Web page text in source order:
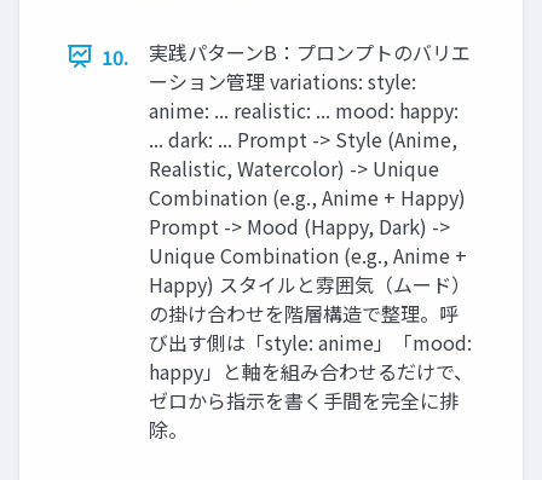
10.
実践パターンB：プロンプトのバリエ
ーション管理 variations: style:
anime: ... realistic: ... mood: happy:
... dark: ... Prompt -> Style (Anime,
Realistic, Watercolor) -> Unique
Combination (e.g., Anime + Happy)
Prompt -> Mood (Happy, Dark) ->
Unique Combination (e.g., Anime +
Happy) スタイルと雰囲気（ムード）
の掛け合わせを階層構造で整理。呼
び出す側は「style: anime」「mood:
happy」と軸を組み合わせるだけで、
ゼロから指示を書く手間を完全に排
除。